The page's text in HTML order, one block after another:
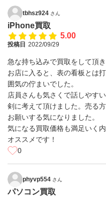
tbhsz924 さん
iPhone買取
5.00
投稿日 2022/09/29
急な持ち込みで買取をして頂き
お店に入ると、表の看板とは
囲気の佇まいでした。
店員さんも気さくで話しやす
剣に考えて頂けました。売る
お願いする気になりました。
気になる買取価格も満足いく内
オススメです！
0
phyvp554 さん
パソコン買取